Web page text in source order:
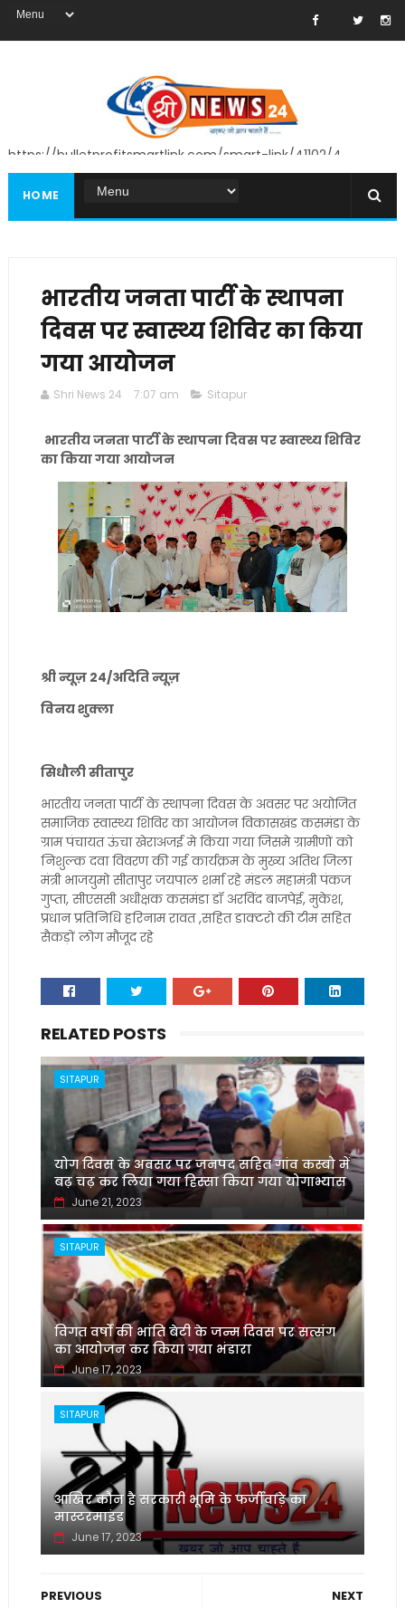
https://bulletprofitsmartlink.com/smart-link/41102/4
HOME
भारतीय जनता पार्टी के स्थापना
दिवस पर स्वास्थ्य शिविर का किया
गया आयोजन
Shri News 24 7:07 am Sitapur
भारतीय जनता पार्टी के स्थापना दिवस पर स्वास्थ्य शिविर
का किया गया आयोजन
श्री न्यूज़ 24/अदिति न्यूज़
विनय शुक्ला
सिधौली सीतापुर
भारतीय जनता पार्टी के स्थापना दिवस के अवसर पर अयोजित
समाजिक स्वास्थ्य शिविर का आयोजन विकासखंड कसमंडा के
ग्राम पंचायत ऊंचा खेराअजई मे किया गया जिसमे ग्रामीणों को
निशुल्क दवा विवरण की गई कार्यक्रम के मुख्य अतिथ जिला
मंत्री भाजयुमो सीतापुर जयपाल शर्मा रहे मंडल महामंत्री पंकज
गुप्ता, सीएससी अधीक्षक कसमंडा डॉ अरविंद बाजपेई, मुकेश,
प्रधान प्रतिनिधि हरिनाम रावत ,सहित डाक्टरो की टीम सहित
सैकड़ों लोग मौजूद रहे
RELATED POSTS
SITAPUR
योग दिवस के अवसर पर जनपद सहित गांव कस्बो में
बढ़ चढ़ कर लिया गया हिस्सा किया गया योगाभ्यास
June 21, 2023
SITAPUR
विगत वर्षों की भांति बेटी के जन्म दिवस पर सत्संग
का आयोजन कर किया गया भंडारा
June 17, 2023
SITAPUR
आखिर कौन है सरकारी भूमि के फर्जीवाड़े का
मास्टरमाइंड
June 17, 2023
NEXT
PREVIOUS